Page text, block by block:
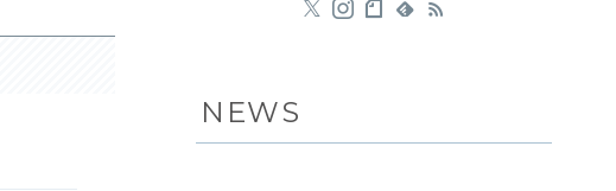
NEWS